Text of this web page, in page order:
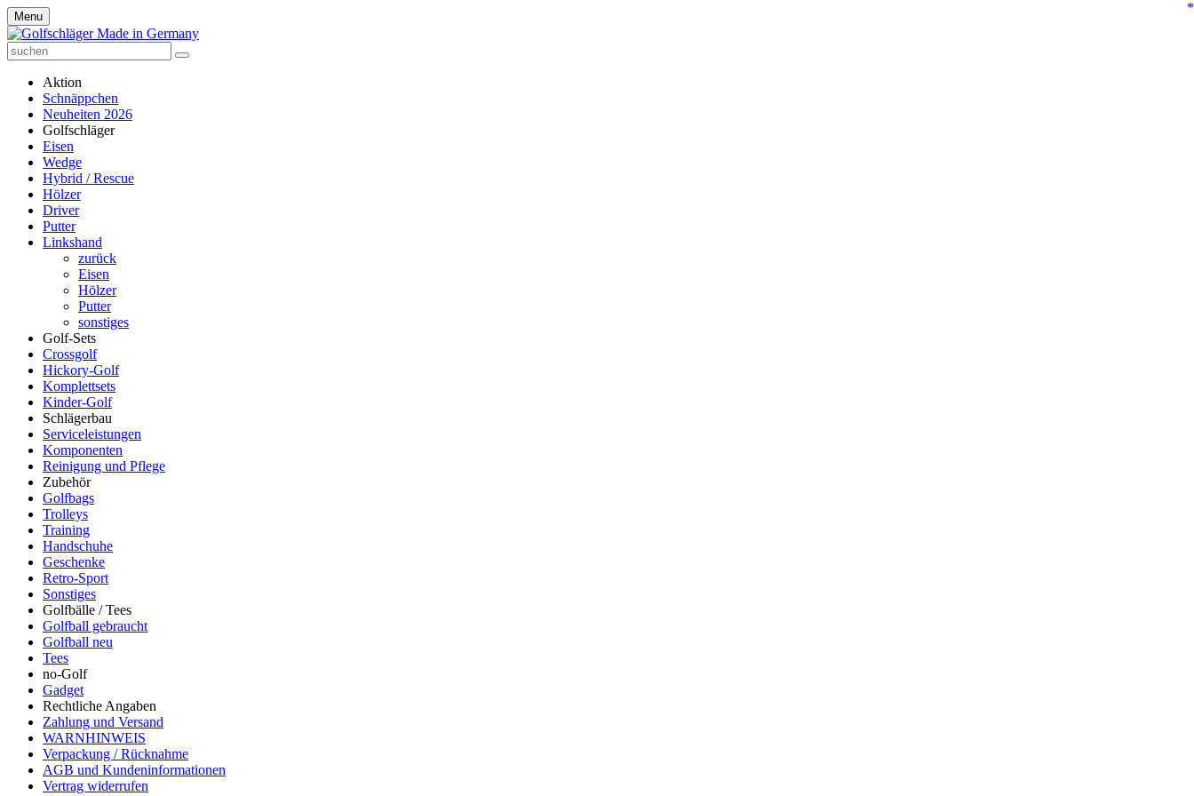
Menu
Aktion
Schnäppchen
Neuheiten 2026
Golfschläger
Eisen
Wedge
Hybrid / Rescue
Hölzer
Driver
Putter
Linkshand
zurück
Eisen
Hölzer
Putter
sonstiges
Golf-Sets
Crossgolf
Hickory-Golf
Komplettsets
Kinder-Golf
Schlägerbau
Serviceleistungen
Komponenten
Reinigung und Pflege
Zubehör
Golfbags
Trolleys
Training
Handschuhe
Geschenke
Retro-Sport
Sonstiges
Golfbälle / Tees
Golfball gebraucht
Golfball neu
Tees
no-Golf
Gadget
Rechtliche Angaben
Zahlung und Versand
WARNHINWEIS
Verpackung / Rücknahme
AGB und Kundeninformationen
Vertrag widerrufen
*